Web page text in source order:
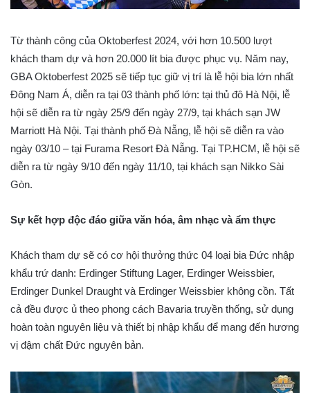
Từ thành công của Oktoberfest 2024, với hơn 10.500 lượt
khách tham dự và hơn 20.000 lít bia được phục vụ. Năm nay,
GBA Oktoberfest 2025 sẽ tiếp tục giữ vị trí là lễ hội bia lớn nhất
Đông Nam Á, diễn ra tại 03 thành phố lớn: tại thủ đô Hà Nội, lễ
hội sẽ diễn ra từ ngày 25/9 đến ngày 27/9, tại khách sạn JW
Marriott Hà Nội. Tại thành phố Đà Nẵng, lễ hội sẽ diễn ra vào
ngày 03/10 – tại Furama Resort Đà Nẵng. Tại TP.HCM, lễ hội sẽ
diễn ra từ ngày 9/10 đến ngày 11/10, tại khách sạn Nikko Sài
Gòn.
Sự kết hợp độc đáo giữa văn hóa, âm nhạc và ẩm thực
Khách tham dự sẽ có cơ hội thưởng thức 04 loại bia Đức nhập
khẩu trứ danh: Erdinger Stiftung Lager, Erdinger Weissbier,
Erdinger Dunkel Draught và Erdinger Weissbier không cồn. Tất
cả đều được ủ theo phong cách Bavaria truyền thống, sử dụng
hoàn toàn nguyên liệu và thiết bị nhập khẩu để mang đến hương
vị đậm chất Đức nguyên bản.